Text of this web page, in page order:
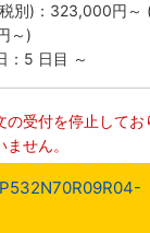
別)： 323,000円 ～
～)
：5 日目 ～
の受付を停止して
せん。